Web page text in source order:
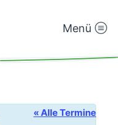
Menü
« Alle Termine